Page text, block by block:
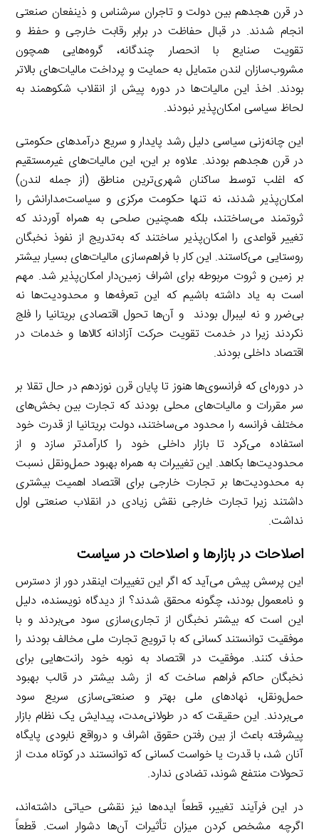
در قرن هجدهم بین دولت و تاجران سرشناس و ذینفعان صنعتی
انجام شدند. در قبال حفاظت در برابر رقابت خارجی و حفظ و
تقویت صنایع با انحصار چندگانه، گروه‌هایی همچون
مشروب‌سازان لندن متمایل به حمایت و پرداخت مالیات‌های بالاتر
بودند. اخذ این مالیات‌ها در دوره پیش از انقلاب شکوهمند به
لحاظ سیاسی امکان‌پذیر نبودند.
این چانه‌زنی سیاسی دلیل رشد پایدار و سریع درآمدهای حکومتی
در قرن هجدهم بودند. علاوه بر این، این مالیات‌های غیرمستقیم
که اغلب توسط ساکنان شهری‌ترین مناطق (از جمله لندن)
امکان‌پذیر شدند، نه تنها حکومت مرکزی و سیاست‌مدارانش را
ثروتمند می‌ساختند، بلکه همچنین صلحی به همراه آوردند که
تغییر قواعدی را امکان‌پذیر ساختند که به‌تدریج از نفوذ نخبگان
روستایی می‌کاستند. این کار با فراهم‌سازی مالیات‌های بسیار بیشتر
بر زمین و ثروت‌ مربوطه برای اشراف زمین‌دار امکان‌پذیر شد. مهم
است به یاد داشته باشیم که این تعرفه‌ها و محدودیت‌ها نه
بی‌ضرر و نه لیبرال بودند و آن‌ها تحول اقتصادی بریتانیا را فلج
نکردند زیرا در خدمت تقویت حرکت آزادانه کالاها و خدمات در
اقتصاد داخلی بودند.
در دوره‌ای که فرانسوی‌ها هنوز تا پایان قرن نوزدهم در حال تقلا بر
سر مقررات و مالیات‌های محلی بودند که تجارت بین بخش‌های
مختلف فرانسه را محدود می‌ساختند، دولت بریتانیا از قدرت خود
استفاده می‌کرد تا بازار داخلی خود را کارآمدتر سازد و از
محدودیت‌ها بکاهد. این تغییرات به همراه بهبود حمل‌ونقل نسبت
به محدودیت‌ها بر تجارت خارجی برای اقتصاد اهمیت بیشتری
داشتند زیرا تجارت خارجی نقش زیادی در انقلاب صنعتی اول
نداشت.
اصلاحات در بازارها و اصلاحات در سیاست
این پرسش پیش می‌آید که اگر این تغییرات اینقدر دور از دسترس
و نامعمول بودند، چگونه محقق شدند؟ از دیدگاه نویسنده، دلیل
این است که بیشتر نخبگان از تجاری‌سازی سود می‌بردند و با
موفقیت توانستند کسانی که با ترویج تجارت ملی مخالف بودند را
حذف کنند. موفقیت در اقتصاد به نوبه خود رانت‌هایی برای
نخبگان حاکم فراهم ساخت که از رشد بیشتر در قالب بهبود
حمل‌ونقل، نهادهای ملی بهتر و صنعتی‌سازی سریع سود
می‌بردند. این حقیقت که در طولانی‌مدت، پیدایش یک نظام بازار
پیشرفته باعث از بین رفتن حقوق اشراف و درواقع نابودی پایگاه
آنان شد، با قدرت یا خواست کسانی که توانستند در کوتاه مدت از
تحولات منتفع شوند، تضادی ندارد.
در این فرآیند تغییر، قطعاً ایده‌ها نیز نقشی حیاتی داشته‌اند،
اگرچه مشخص کردن میزان تأثیرات آن‌ها دشوار است. قطعاً